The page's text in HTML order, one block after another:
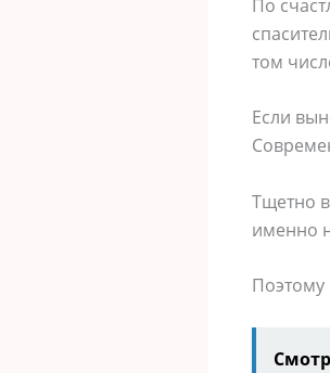
По
том
Если
Тщетно
именно
Поэтому